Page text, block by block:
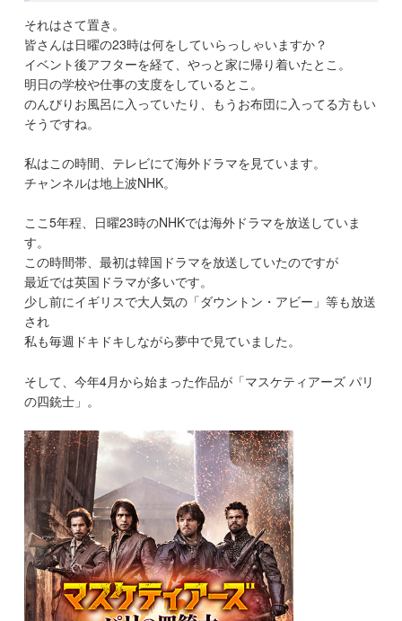
それはさて置き。
皆さんは日曜の23時は何をしていらっしゃいますか？
イベント後アフターを経て、やっと家に帰り着いたとこ。
明日の学校や仕事の支度をしているとこ。
のんびりお風呂に入っていたり、もうお布団に入ってる方もい
そうですね。
私はこの時間、テレビにて海外ドラマを見ています。
チャンネルは地上波NHK。
ここ5年程、日曜23時のNHKでは海外ドラマを放送していま
す。
この時間帯、最初は韓国ドラマを放送していたのですが
最近では英国ドラマが多いです。
少し前にイギリスで大人気の「ダウントン・アビー」等も放送
され
私も毎週ドキドキしながら夢中で見ていました。
そして、今年4月から始まった作品が「マスケティアーズ パリ
の四銃士」。